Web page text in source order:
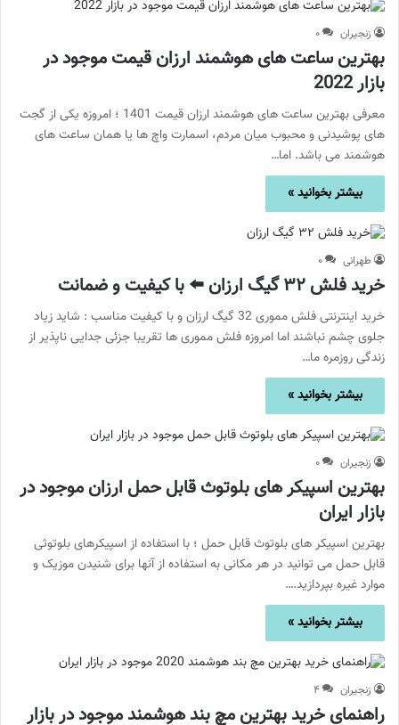
زنجیران ۰
بهترین ساعت های هوشمند ارزان قیمت موجود در
بازار 2022
معرفی بهترین ساعت های هوشمند ارزان قیمت 1401 ؛ امروزه یکی از گجت
های پوشیدنی و محبوب میان مردم، اسمارت واچ ها یا همان ساعت های
هوشمند می باشد. اما…
بیشتر بخوانید »
طهرانی ۰
خرید فلش ۳۲ گیگ ارزان ⬅️ با کیفیت و ضمانت
خرید اینترنتی فلش مموری 32 گیگ ارزان و با کیفیت مناسب : شاید زیاد
جلوی چشم نباشند اما امروزه فلش مموری ها تقریبا جزئی جدایی ناپذیر از
زندگی روزمره ما…
بیشتر بخوانید »
زنجیران ۰
بهترین اسپیکر های بلوتوث قابل حمل ارزان موجود در
بازار ایران
بهترین اسپیکر های بلوتوث قابل حمل ؛ با استفاده از اسپیکرهای بلوتوثی
قابل حمل می توانید در هر مکانی به استفاده از آنها برای شنیدن موزیک و
موارد غیره بپردازید.…
بیشتر بخوانید »
زنجیران ۴
راهنمای خرید بهترین مچ بند هوشمند موجود در بازار